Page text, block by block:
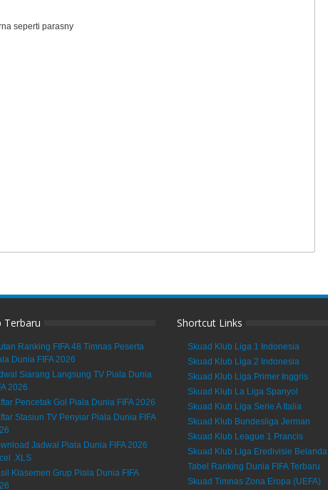
seperti parasny
Terbaru
Ranking FIFA 48 Timnas Peserta
Dunia FIFA 2026
Siarang Langsung TV Piala Dunia
2026
Pencetak Gol Piala Dunia FIFA 2026
Stasiun TV Penyiar Piala Dunia FIFA
Jadwal Piala Dunia FIFA 2026
.XLS
Klasemen Grup Piala Dunia FIFA
Shortcut Links
Skuad Klub Liga 1 Indonesia
Skuad Klub Liga 2 Indonesia
Skuad Klub Liga Primer Inggris
Skuad Klub La Liga Spanyol
Skuad Klub Liga Serie A Italia
Skuad Klub Bundesliga Jerman
Skuad Klub League 1 Prancis
Skuad Klub Liga Eredivisie Belanda
Tabel Ranking Dunia FIFA Terbaru
Skuad Timnas Zona Eropa (UEFA)